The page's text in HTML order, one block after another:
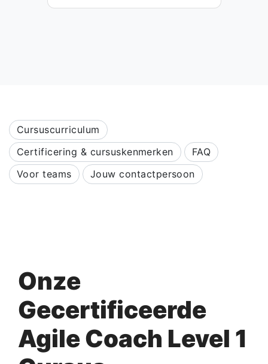
Cursuscurriculum
Certificering & cursuskenmerken
FAQ
Voor teams
Jouw contactpersoon
Onze
Gecertificeerde
Agile Coach Level 1